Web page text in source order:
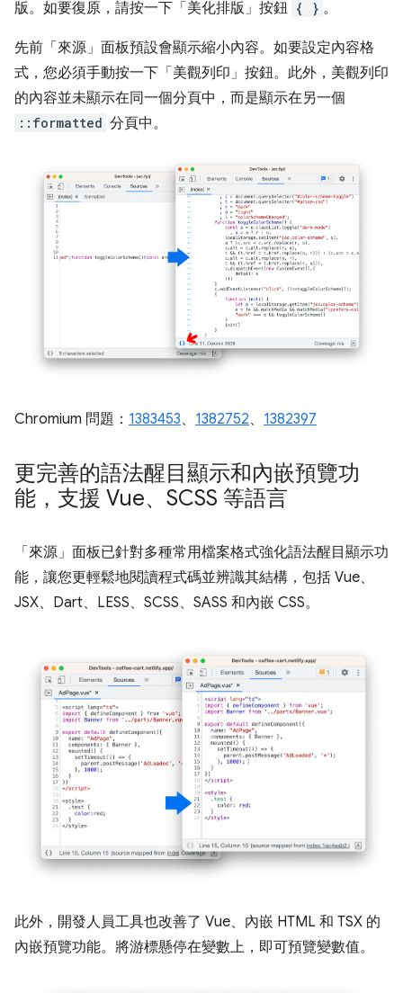
版。如要復原，請按一下「美化排版」 按鈕 { } 。
先前「來源」 面板預設會顯示縮小內容。如要設定內容格
式，您必須手動按一下「美觀列印」按鈕。此外，美觀列印
的內容並未顯示在同一個分頁中，而是顯示在另一個
::formatted 分頁中。
Chromium 問題： 1383453、 1382752、 1382397
更完善的語法醒目顯示和內嵌預覽功
能，支援 Vue、SCSS 等語言
「來源」 面板已針對多種常用檔案格式強化語法醒目顯示功
能，讓您更輕鬆地閱讀程式碼並辨識其結構，包括 Vue、
JSX、Dart、LESS、SCSS、SASS 和內嵌 CSS。
此外，開發人員工具也改善了 Vue、內嵌 HTML 和 TSX 的
內嵌預覽功能。將游標懸停在變數上，即可預覽變數值。